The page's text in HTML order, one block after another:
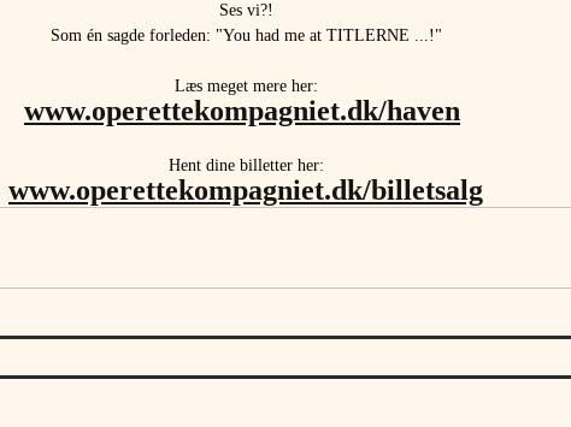
Ses vi?!
Som én sagde forleden: "You had me at TITLERNE ...!"
Læs meget mere her:
www.operettekompagniet.dk/haven
Hent dine billetter her:
www.operettekompagniet.dk/billetsalg